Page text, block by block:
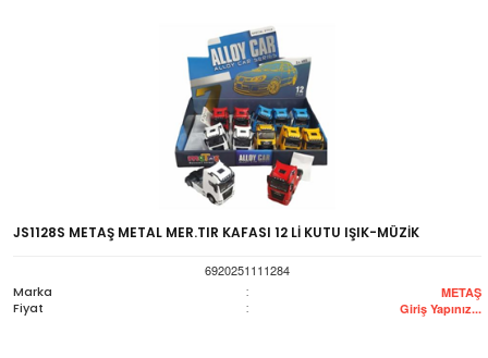
JS1128S METAŞ METAL MER.TIR KAFASI 12 Lİ KUTU IŞIK-MÜZİK
6920251111284
Marka
: METAŞ
Fiyat : Giriş Yapınız...